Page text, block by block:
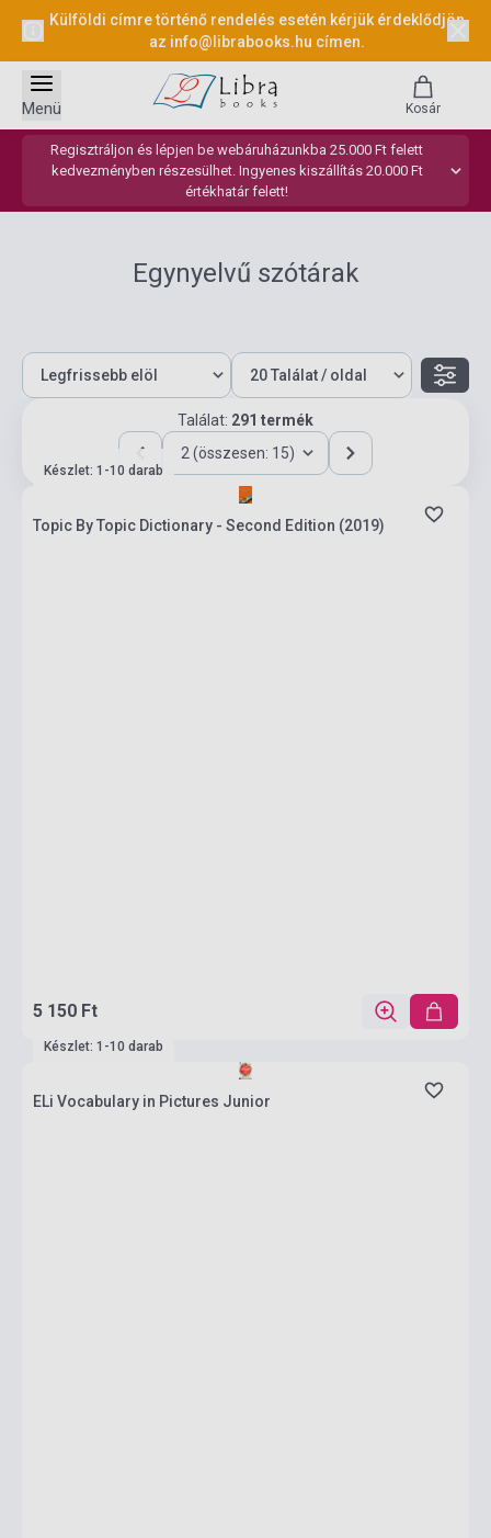
Külföldi címre történő rendelés esetén kérjük érdeklődjön
az info@librabooks.hu címen.
Regisztráljon és lépjen be webáruházunkba 25.000 Ft felett
kedvezményben részesülhet. Ingyenes kiszállítás 20.000 Ft
értékhatár felett!
Menü Kosár
Egynyelvű szótárak
Találat: 291 termék
2 (összesen: 15)
Készlet: 1-10 darab
Topic By Topic Dictionary - Second Edition (2019)
5 150 Ft
Készlet: 1-10 darab
ELi Vocabulary in Pictures Junior